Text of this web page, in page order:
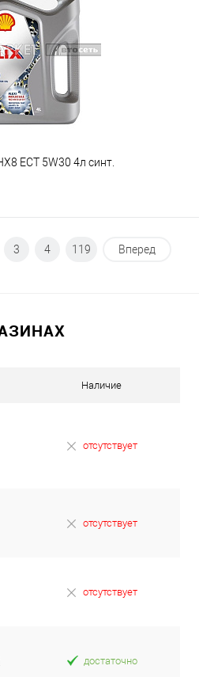
В наличии
ECT 5W30 4л синт.
В корзину
3 4 119 Вперед
Наличие
отсутствует
отсутствует
отсутствует
достаточно